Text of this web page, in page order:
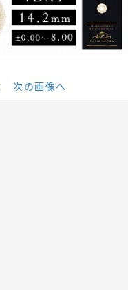
次の画像へ